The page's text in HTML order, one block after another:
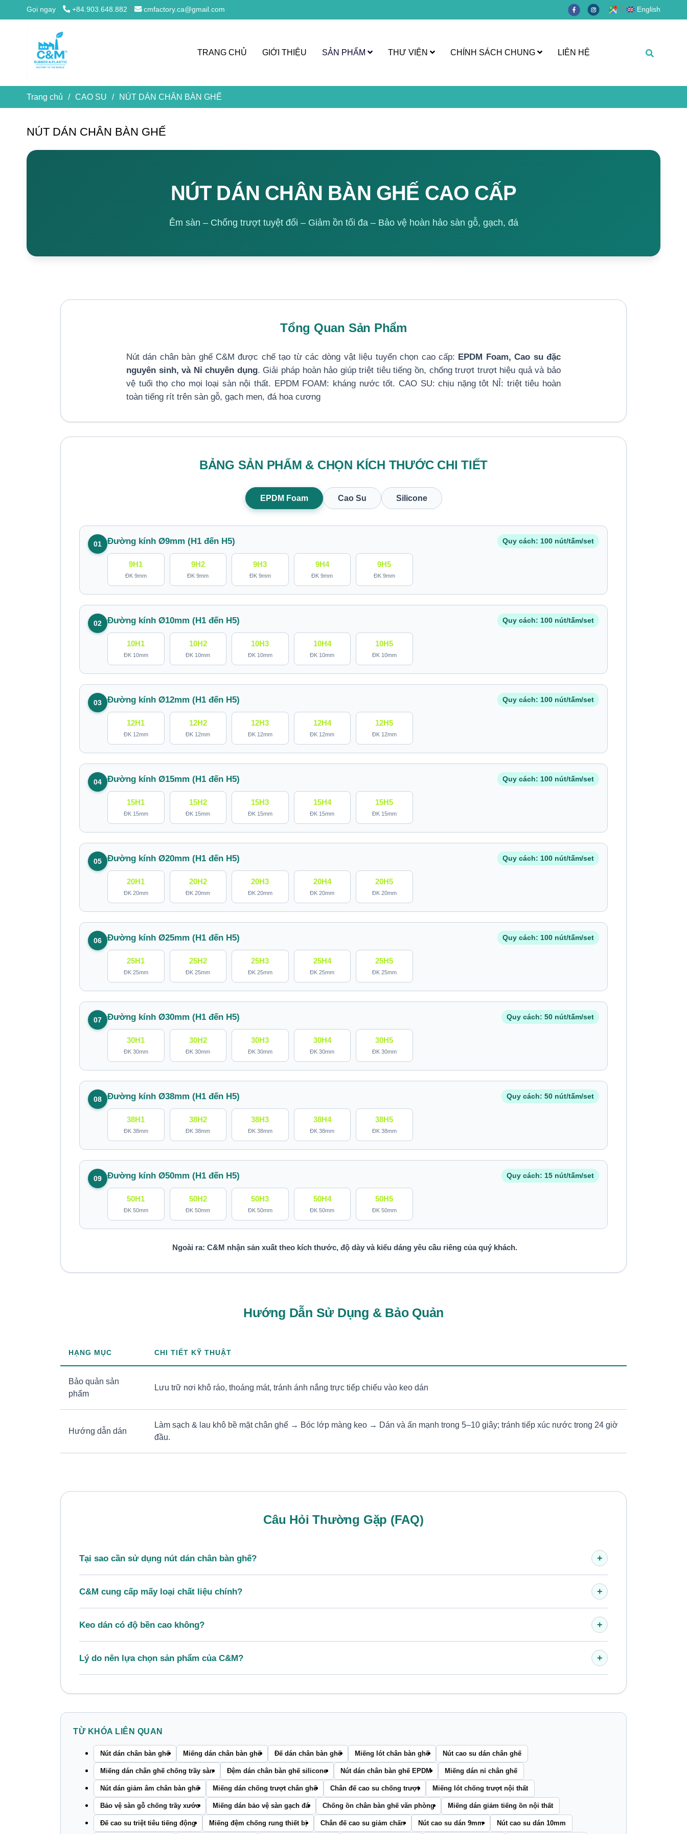
Gọi ngay +84.903.648.882 cmfactory.ca@gmail.com English
TRANG CHỦ GIỚI THIỆU SẢN PHẨM THƯ VIỆN CHÍNH SÁCH CHUNG LIÊN HỆ
Trang chủ / CAO SU / NÚT DÁN CHÂN BÀN GHẾ
NÚT DÁN CHÂN BÀN GHẾ
NÚT DÁN CHÂN BÀN GHẾ CAO CẤP
Êm sàn – Chống trượt tuyệt đối – Giảm ồn tối đa – Bảo vệ hoàn hảo sàn gỗ, gạch, đá
Tổng Quan Sản Phẩm
Nút dán chân bàn ghế C&M được chế tạo từ các dòng vật liệu tuyển chọn cao cấp: EPDM Foam, Cao su đặc
nguyên sinh, và Nỉ chuyên dụng. Giải pháp hoàn hảo giúp triệt tiêu tiếng ồn, chống trượt trượt hiệu quả và bảo
vệ tuổi thọ cho mọi loại sàn nội thất. EPDM FOAM: kháng nước tốt. CAO SU: chịu nặng tôt NỈ: triệt tiêu hoàn
toàn tiếng rít trên sàn gỗ, gạch men, đá hoa cương
BẢNG SẢN PHẨM & CHỌN KÍCH THƯỚC CHI TIẾT
EPDM Foam Cao Su Silicone
01 Đường kính Ø9mm (H1 đến H5) Quy cách: 100 nút/tấm/set
9H1
ĐK 9mm
9H2
ĐK 9mm
9H3
ĐK 9mm
9H4
ĐK 9mm
9H5
ĐK 9mm
02 Đường kính Ø10mm (H1 đến H5) Quy cách: 100 nút/tấm/set
10H1
ĐK 10mm
10H2
ĐK 10mm
10H3
ĐK 10mm
10H4
ĐK 10mm
10H5
ĐK 10mm
03 Đường kính Ø12mm (H1 đến H5) Quy cách: 100 nút/tấm/set
12H1
ĐK 12mm
12H2
ĐK 12mm
12H3
ĐK 12mm
12H4
ĐK 12mm
12H5
ĐK 12mm
04 Đường kính Ø15mm (H1 đến H5) Quy cách: 100 nút/tấm/set
15H1
ĐK 15mm
15H2
ĐK 15mm
15H3
ĐK 15mm
15H4
ĐK 15mm
15H5
ĐK 15mm
05 Đường kính Ø20mm (H1 đến H5) Quy cách: 100 nút/tấm/set
20H1
ĐK 20mm
20H2
ĐK 20mm
20H3
ĐK 20mm
20H4
ĐK 20mm
20H5
ĐK 20mm
06 Đường kính Ø25mm (H1 đến H5) Quy cách: 100 nút/tấm/set
25H1
ĐK 25mm
25H2
ĐK 25mm
25H3
ĐK 25mm
25H4
ĐK 25mm
25H5
ĐK 25mm
07 Đường kính Ø30mm (H1 đến H5) Quy cách: 50 nút/tấm/set
30H1
ĐK 30mm
30H2
ĐK 30mm
30H3
ĐK 30mm
30H4
ĐK 30mm
30H5
ĐK 30mm
08 Đường kính Ø38mm (H1 đến H5) Quy cách: 50 nút/tấm/set
38H1
ĐK 38mm
38H2
ĐK 38mm
38H3
ĐK 38mm
38H4
ĐK 38mm
38H5
ĐK 38mm
09 Đường kính Ø50mm (H1 đến H5) Quy cách: 15 nút/tấm/set
50H1
ĐK 50mm
50H2
ĐK 50mm
50H3
ĐK 50mm
50H4
ĐK 50mm
50H5
ĐK 50mm
Ngoài ra: C&M nhận sản xuất theo kích thước, độ dày và kiểu dáng yêu cầu riêng của quý khách.
Hướng Dẫn Sử Dụng & Bảo Quản
HẠNG MỤC CHI TIẾT KỸ THUẬT
Bảo quản sản
phẩm
Lưu trữ nơi khô ráo, thoáng mát, tránh ánh nắng trực tiếp chiếu vào keo dán
Hướng dẫn dán
Làm sạch & lau khô bề mặt chân ghế → Bóc lớp màng keo → Dán và ấn mạnh trong 5–10 giây; tránh tiếp xúc nước trong 24 giờ
đầu.
Câu Hỏi Thường Gặp (FAQ)
Tại sao cần sử dụng nút dán chân bàn ghế? +
C&M cung cấp mấy loại chất liệu chính? +
Keo dán có độ bền cao không? +
Lý do nên lựa chọn sản phẩm của C&M? +
TỪ KHÓA LIÊN QUAN
Nút dán chân bàn ghế Miếng dán chân bàn ghế Đế dán chân bàn ghế Miếng lót chân bàn ghế Nút cao su dán chân ghế
Miếng dán chân ghế chống trầy sàn Đệm dán chân bàn ghế silicone Nút dán chân bàn ghế EPDM Miếng dán nỉ chân ghế
Nút dán giảm âm chân bàn ghế Miếng dán chống trượt chân ghế Chân đế cao su chống trượt Miếng lót chống trượt nội thất
Bảo vệ sàn gỗ chống trầy xước Miếng dán bảo vệ sàn gạch đá Chống ồn chân bàn ghế văn phòng Miếng dán giảm tiếng ồn nội thất
Đế cao su triệt tiêu tiếng động Miếng đệm chống rung thiết bị Chân đế cao su giảm chấn Nút cao su dán 9mm Nút cao su dán 10mm